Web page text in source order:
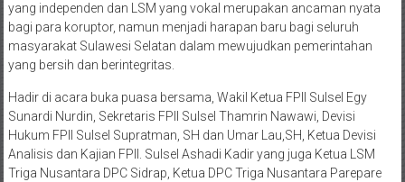
yang independen dan LSM yang vokal merupakan ancaman nyata
bagi para koruptor, namun menjadi harapan baru bagi seluruh
masyarakat Sulawesi Selatan dalam mewujudkan pemerintahan
yang bersih dan berintegritas.
Hadir di acara buka puasa bersama, Wakil Ketua FPII Sulsel Egy
Sunardi Nurdin, Sekretaris FPII Sulsel Thamrin Nawawi, Devisi
Hukum FPII Sulsel Supratman, SH dan Umar Lau,SH, Ketua Devisi
Analisis dan Kajian FPII. Sulsel Ashadi Kadir yang juga Ketua LSM
Triga Nusantara DPC Sidrap, Ketua DPC Triga Nusantara Parepare